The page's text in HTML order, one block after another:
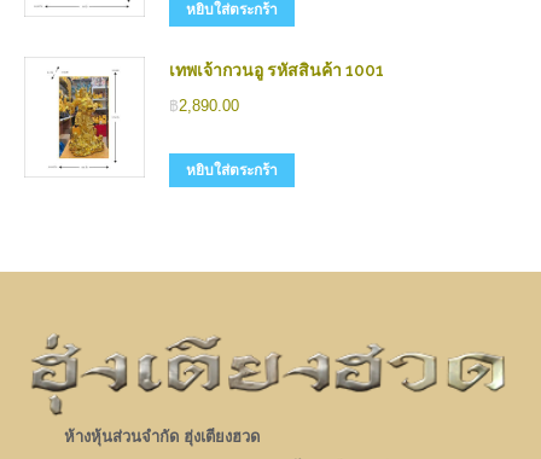
หยิบใส่ตระกร้า
เทพเจ้ากวนอู รหัสสินค้า 1001
฿2,890.00
หยิบใส่ตระกร้า
ห้างหุ้นส่วนจำกัด ฮุ่งเตียงฮวด